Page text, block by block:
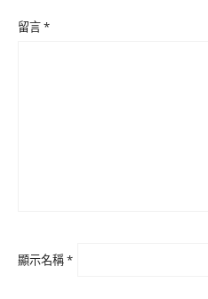
留言*
顯示名稱*